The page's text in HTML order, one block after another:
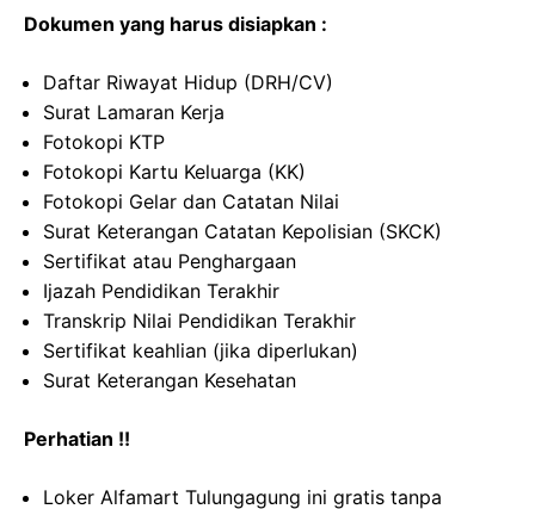
Dokumen yang harus disiapkan :
Daftar Riwayat Hidup (DRH/CV)
Surat Lamaran Kerja
Fotokopi KTP
Fotokopi Kartu Keluarga (KK)
Fotokopi Gelar dan Catatan Nilai
Surat Keterangan Catatan Kepolisian (SKCK)
Sertifikat atau Penghargaan
Ijazah Pendidikan Terakhir
Transkrip Nilai Pendidikan Terakhir
Sertifikat keahlian (jika diperlukan)
Surat Keterangan Kesehatan
Perhatian !!
Loker Alfamart Tulungagung ini gratis tanpa